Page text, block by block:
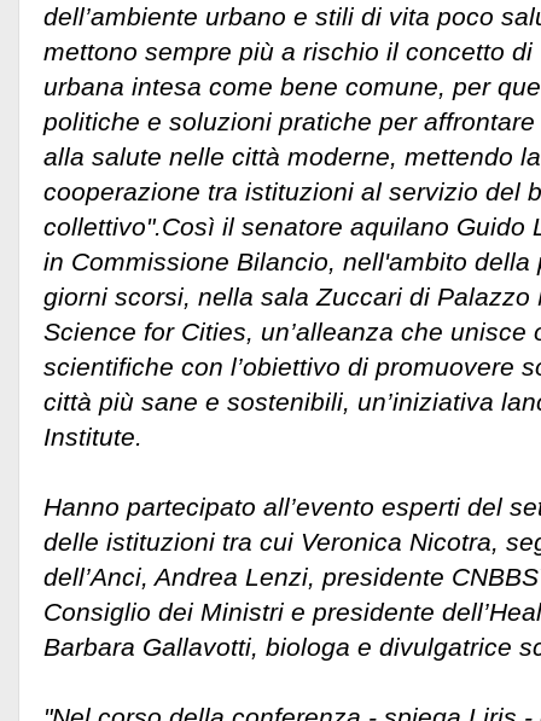
dell’ambiente urbano e stili di vita poco
mettono sempre più a rischio il concetto
urbana intesa come bene comune, per
politiche e soluzioni pratiche per
alla salute nelle città moderne, mettendo
cooperazione tra istituzioni al servizio del
collettivo". Così il senatore aquilano Guido
in Commissione Bilancio, nell'ambito della
giorni scorsi, nella sala Zuccari di Palazzo
Science for Cities, un’alleanza che unisce
scientifiche con l’obiettivo di promuovere
città più sane e sostenibili, un’iniziativa
Institute.
Hanno partecipato all’evento esperti del
delle istituzioni tra cui Veronica Nicotra,
dell’Anci, Andrea Lenzi, presidente
Consiglio dei Ministri e presidente
Barbara Gallavotti, biologa e divulgatrice